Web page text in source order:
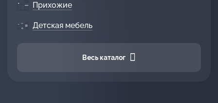
Прихожие
Детская мебель
Весь каталог